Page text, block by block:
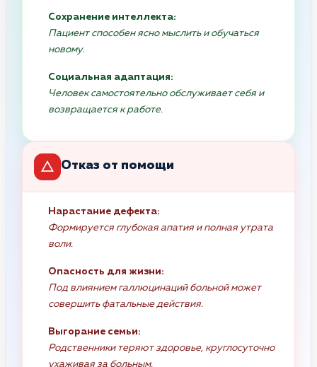
Сохранение интеллекта:
Пациент способен ясно мыслить и обучаться
новому.
Социальная адаптация:
Человек самостоятельно обслуживает себя и
возвращается к работе.
Отказ от помощи
Нарастание дефекта:
Формируется глубокая апатия и полная утрата
воли.
Опасность для жизни:
Под влиянием галлюцинаций больной может
совершить фатальные действия.
Выгорание семьи:
Родственники теряют здоровье, круглосуточно
ухаживая за больным.